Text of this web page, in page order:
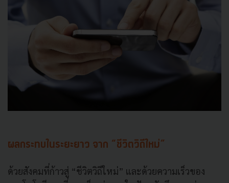
ผลกระทบในระยะยาว จาก “ชีวิตวิถีใหม่”
ด้วยสังคมที่ก้าวสู่ “ชีวิตวิถีใหม่” และด้วยความเร็วของ